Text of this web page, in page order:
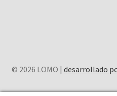
© 2026 LOMO | desarrollado